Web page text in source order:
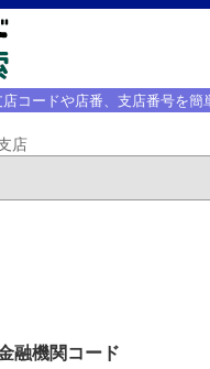
コードや店番、支店番号を簡
店
融機関コード